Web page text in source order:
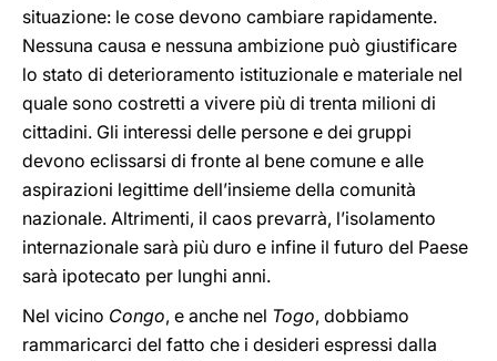
situazione: le cose devono cambiare rapidamente.
Nessuna causa e nessuna ambizione può giustificare
lo stato di deterioramento istituzionale e materiale nel
quale sono costretti a vivere più di trenta milioni di
cittadini. Gli interessi delle persone e dei gruppi
devono eclissarsi di fronte al bene comune e alle
aspirazioni legittime dell’insieme della comunità
nazionale. Altrimenti, il caos prevarrà, l’isolamento
internazionale sarà più duro e infine il futuro del Paese
sarà ipotecato per lunghi anni.
Nel vicino Congo, e anche nel Togo, dobbiamo
rammaricarci del fatto che i desideri espressi dalla